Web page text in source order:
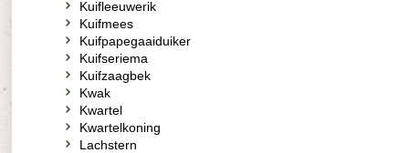
Kuifleeuwerik
Kuifmees
Kuifpapegaaiduiker
Kuifseriema
Kuifzaagbek
Kwak
Kwartel
Kwartelkoning
Lachstern